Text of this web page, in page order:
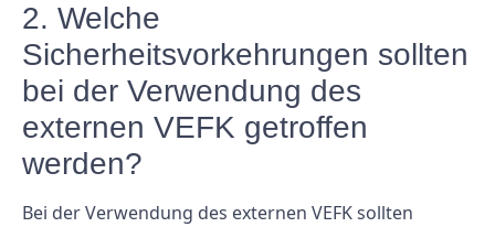
2. Welche
Sicherheitsvorkehrungen sollten
bei der Verwendung des
externen VEFK getroffen
werden?
Bei der Verwendung des externen VEFK sollten